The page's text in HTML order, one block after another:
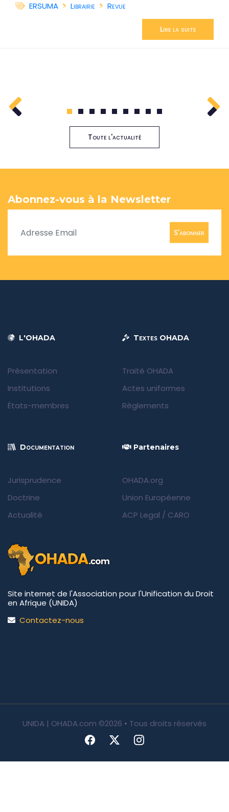
ERSUMA
Librairie Revue
Lire la suite
1 2 3 4 5 6 7 8 9
Toute l'actualité
Abonnez-vous à la Newsletter
S'abonner
L'OHADA
Présentation
Institutions
États-membres
Textes OHADA
Traité OHADA
Actes uniformes
Règlements
Documentation
Jurisprudence
Doctrine
Actualité
Partenaires
OHADA.org
Union Européenne
ACP Legal / CARO
Site internet de l'Association pour l'Unification du Droit
en Afrique (UNIDA)
Contactez-nous
UNIDA | OHADA.com ©2026 • Tous droits réservés